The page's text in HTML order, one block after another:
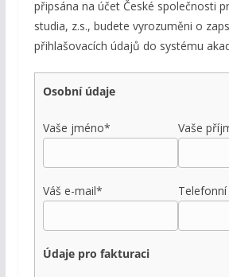
připsána na účet České společnosti
studia, z.s., budete vyrozuměni o
přihlašovacích údajů do systému
Osobní údaje
Vaše jméno* Vaše
Váš e-mail*
Údaje pro fakturaci